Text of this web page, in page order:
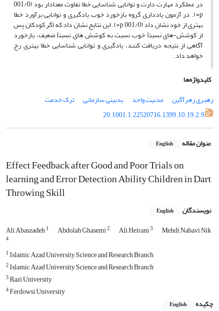
در عملکرد مهارت دارت و توانایی شناسایی خطا تفاوت معنادار بود (001/0
p=). در آزمون یادداری گروه بازخورد خوب یادگیری و توانایی برآورد خطا
بهتری از خود نشان داد (001/0 p=). این نتایج نشان داد که اگر کودکان پس
از کوشش-های نسبتاً خوب نسبت به کوششهای نسبتاً ضعیف، بازخورد
آگاهی از نتیجه دریافت کنند، یادگیری و توانایی شناسایی خطا بهتری رخ
خواهد داد.
کلیدواژه‌ها
رهبری زهرآگین
مدنیت واحد بدبینی سازمانی
ترک خدمت
20.1001.1.22520716.1399.10.19.2.9
عنوان مقاله English
Effect Feedback after Good and Poor Trials on
learning and Error Detection Ability Children in Dart
Throwing Skill
نویسندگان English
Ali Abaszadeh1 Abdolah Ghasemi2 Ali Heirani3 Mehdi Nabavi Nik
4
1Islamic Azad University Science and Research Branch
2Islamic Azad University Science and Research Branch
3Razi University
4Ferdowsi University
چکیده
English